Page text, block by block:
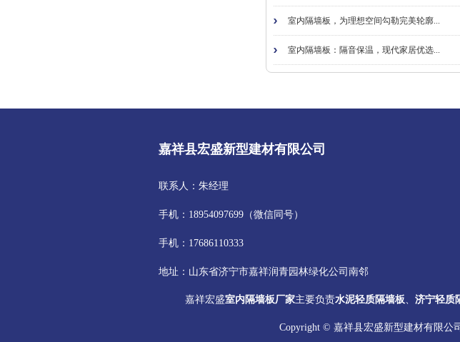
室内隔墙板，为理想空间勾勒完美轮廓...
室内隔墙板：隔音保温，现代家居优选...
嘉祥县宏盛新型建材有限公司
联系人：朱经理
手机：18954097699（微信同号）
手机：17686110333
地址：山东省济宁市嘉祥润青园林绿化公司南邻
嘉祥宏盛室内隔墙板厂家主要负责水泥轻质隔墙板、 济宁轻质
Copyright © 嘉祥县宏盛新型建材有限公